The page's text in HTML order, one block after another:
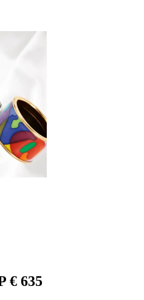
€ 635